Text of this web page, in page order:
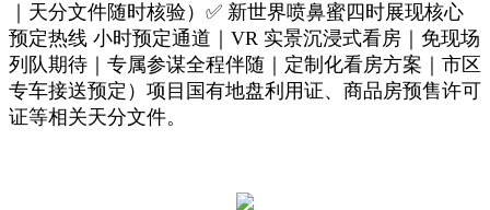
｜天分文件随时核验）✅ 新世界喷鼻蜜四时展现核心
预定热线 小时预定通道｜VR 实景沉浸式看房｜免现场
列队期待｜专属参谋全程伴随｜定制化看房方案｜市区
专车接送预定）项目国有地盘利用证、商品房预售许可
证等相关天分文件。